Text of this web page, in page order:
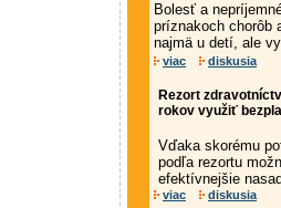
Bolesť a
príznakoch chorôb
najmä u detí, ale
viac diskusia
Rezort
rokov využiť
Vďaka skorému
podľa rezortu
efektívnejšie
viac diskusia